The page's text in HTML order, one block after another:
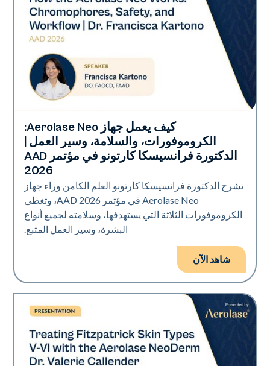
كيف يعمل جهاز Aerolase Neo:
الكروموفورات، والسلامة، وسير العمل |
الدكتورة فرانسيسكا كارتونو في مؤتمر AAD
2026
تشرح الدكتورة فرانسيسكا كارتونو العلم الكامن وراء جهاز
Aerolase Neo في مؤتمر AAD 2026، وتغطي
الكروموفورات الثلاثة التي يستهدفها، وسلامته لجميع أنواع
البشرة، وسير العمل المتبع.
شاهد الآن